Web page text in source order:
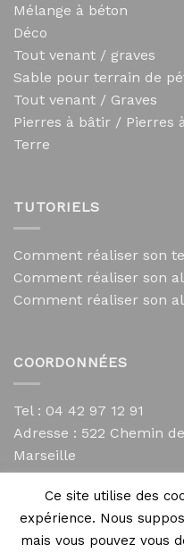
Mélange à béton
Déco
Tout venant / graves
Sable pour terrain de
Tout venant / Graves
Pierres à bâtir / Pierres
Terre
TUTORIELS
Comment réaliser son
Comment réaliser son
Comment réaliser son
COORDONNÉES
Tel : 04 42 97 12 91
Adresse : 522 Chemin
Marseille
Mentions légales
Ce site utilise des
expérience. Nous
mais vous pouvez vous